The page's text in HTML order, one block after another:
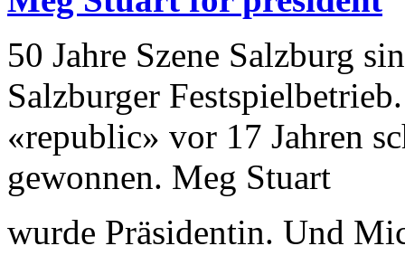
50 Jahre Szene Salzburg
Salzburger
«republic» vor 17 Jahren
gewonnen. Meg Stuart
wurde Präsidentin. Und